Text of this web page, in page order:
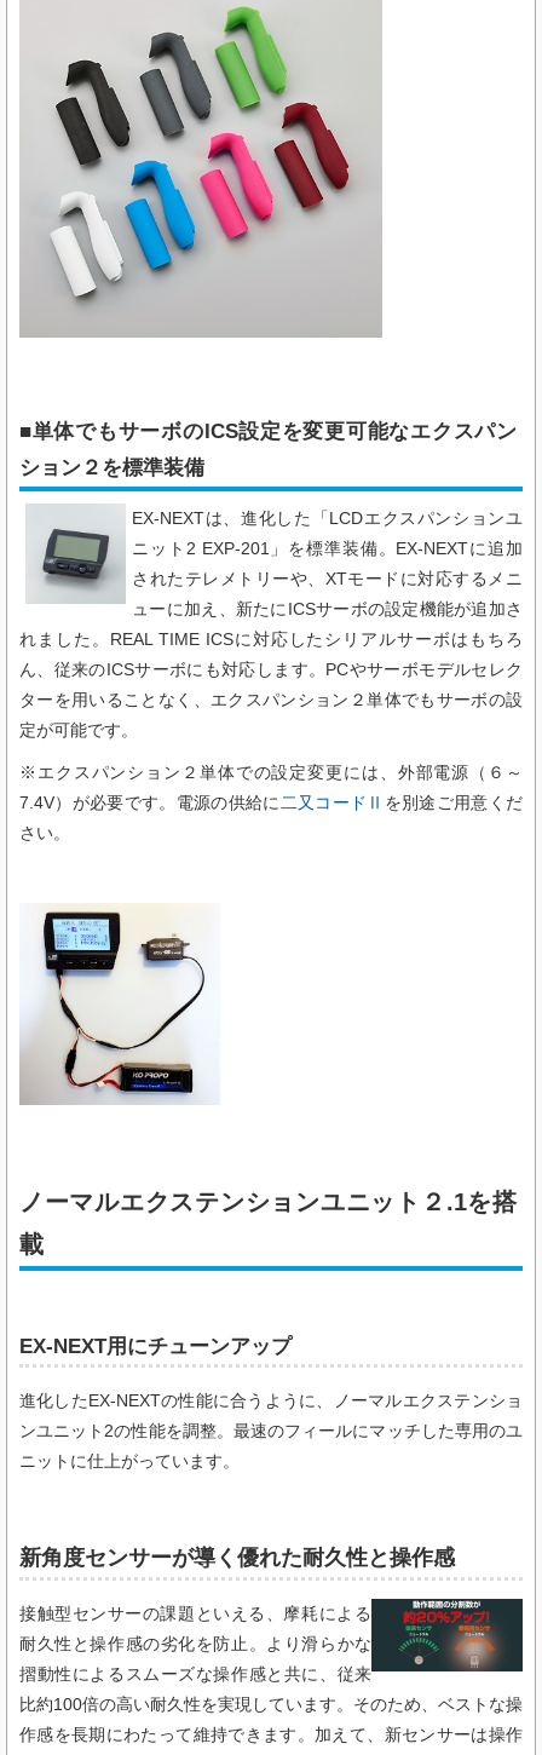
■単体でもサーボのICS設定を変更可能なエクスパン
ション２​を標準装備
EX-NEXTは、進化した「LCDエクスパンションユ
ニット2 EXP-201」を標準装備。EX-NEXTに追加
されたテレメトリーや、XTモードに対応するメニ
ューに加え、新たにICSサーボの設定機能が追加さ
れました。REAL TIME ICSに対応したシリアルサーボはもちろ
ん、従来のICSサーボにも対応します。PCやサーボモデルセレク
ターを用いることなく、エクスパンション２単体でもサーボの設
定が可能です。
※エクスパンション２単体での設定変更には、外部電源（６～
7.4V）が必要です。 電源の供給に二又コードⅡ を別途ご用意くだ
さい。
ノーマルエクステンションユニット２.1を搭
載
EX-NEXT用にチューンアップ
進化したEX-NEXTの性能に合うように、ノーマルエクステンショ
ンユニット2の性能を調整。最速のフィールにマッチした専用のユ
ニットに仕上がっています。
新角度センサーが導く優れた耐久性と操作感
接触型センサーの課題といえる、摩耗による
耐久性と操作感の劣化を防止。より滑らかな
摺動性によるスムーズな操作感と共に、従来
比約100倍の高い耐久性を実現しています。そのため、ベストな操
作感を長期にわたって維持できます。加えて、新センサーは操作